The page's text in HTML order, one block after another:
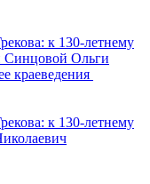
к 130-летнему
Ольги
краеведения
к 130-летнему